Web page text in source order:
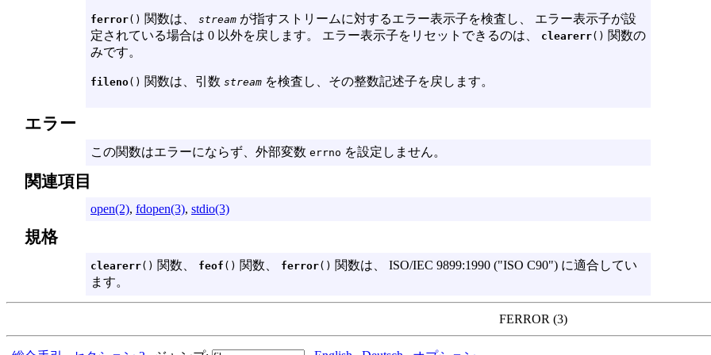
ferror() 関数は、 stream が指すストリームに対するエラー表示子を検査し、 エラー表示子が設
定されている場合は 0 以外を戻します。 エラー表示子をリセットできるのは、
clearerr() 関数の
みです。
fileno() 関数は、引数 stream を検査し、その整数記述子を戻します。
エラー
この関数はエラーにならず、外部変数 errno を設定しません。
関連項目
open(2), fdopen(3), stdio(3)
規格
clearerr() 関数、 feof () 関数、 ferror() 関数は、 ISO/IEC 9899:1990 ("ISO C90") に適合してい
ます。
FERROR (3)